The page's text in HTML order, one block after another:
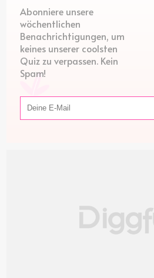
Abonniere unsere
wöchentlichen
Benachrichtigungen, um
keines unserer coolsten
Quiz zu verpassen. Kein
Spam!